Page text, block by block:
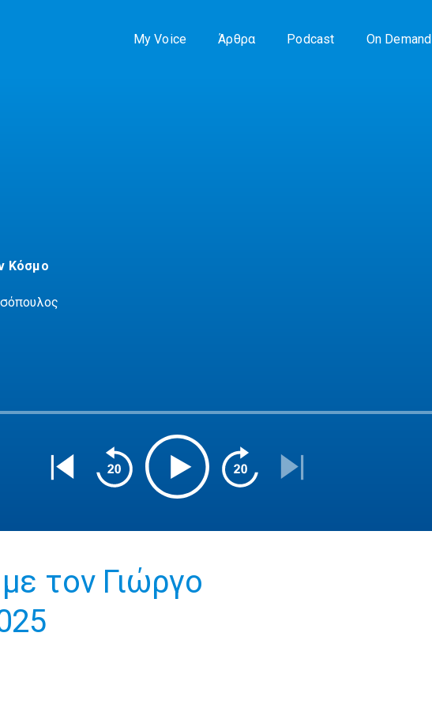
My Voice Άρθρα Podcast On Demand
Κόσμο
τον Γιώργο